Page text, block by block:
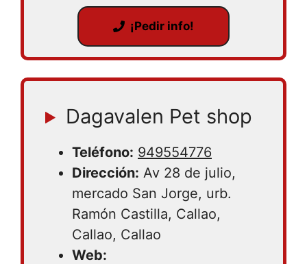
¡Pedir info!
Dagavalen Pet shop
Teléfono: 949554776
Dirección: Av 28 de julio,
mercado San Jorge, urb.
Ramón Castilla, Callao,
Callao, Callao
Web: